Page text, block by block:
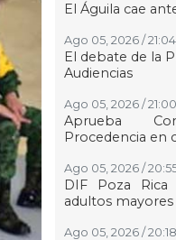
El Águila cae
Ago 05, 2026 / 21:04
El debate de la
Audiencias
Ago 05, 2026 / 21:00
Aprueba
Procedencia en
Ago 05, 2026 /
DIF Poza
adultos
Ago 05, 2026 / 20:18